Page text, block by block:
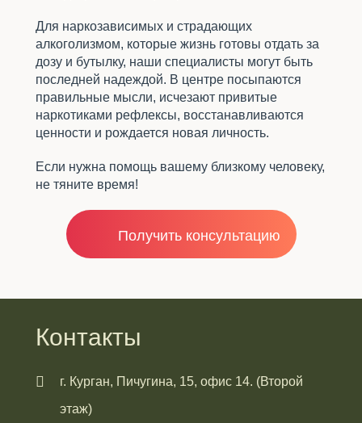
Для наркозависимых и страдающих
алкоголизмом, которые жизнь готовы отдать за
дозу и бутылку, наши специалисты могут быть
последней надеждой. В центре посыпаются
правильные мысли, исчезают привитые
наркотиками рефлексы, восстанавливаются
ценности и рождается новая личность.
Если нужна помощь вашему близкому человеку,
не тяните время!
Получить консультацию
Контакты
г. Курган, Пичугина, 15, офис 14. (Второй
этаж)